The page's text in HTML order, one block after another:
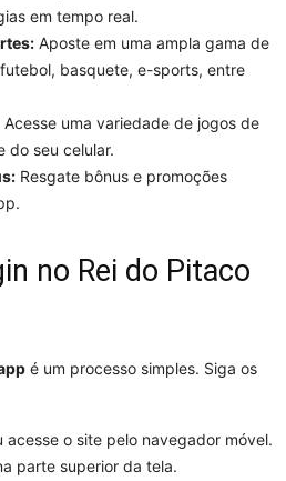
em tempo real.
Aposte em uma ampla gama de
basquete, e-sports, entre
Acesse uma variedade de jogos de
do seu celular.
Resgate bônus e promoções
no Rei do Pitaco
é um processo simples. Siga os
acesse o site pelo navegador móvel.
parte superior da tela.